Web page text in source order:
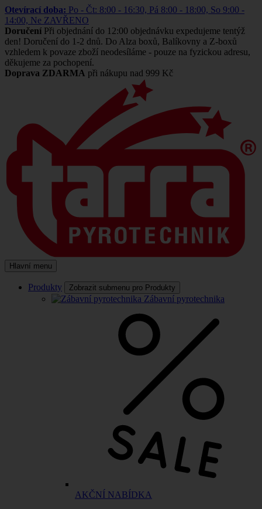
Otevírací doba: Po - Čt: 8:00 - 16:30, Pá 8:00 - 18:00, So 9:00 -
14:00, Ne ZAVŘENO
Doručení Při objednání do 12:00 objednávku expedujeme tentýž
den! Doručení do 1-2 dnů. Do Alza boxů, Balíkovny a Z-boxů
vzhledem k povaze zboží neodesíláme - pouze na fyzickou adresu,
děkujeme za pochopení.
Doprava ZDARMA při nákupu nad 999 Kč
Hlavní menu
Produkty Zobrazit submenu pro Produkty
Zábavní pyrotechnika
AKČNÍ NABÍDKA